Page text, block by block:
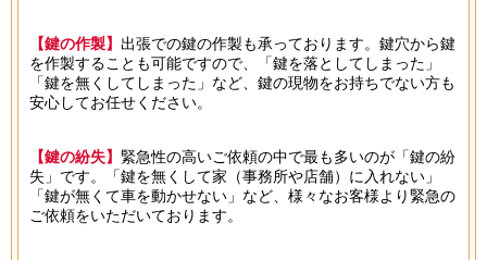
【鍵の作製】 出張での鍵の作製も承っております。鍵穴から鍵
を作製することも可能ですので、「鍵を落としてしまった」
「鍵を無くしてしまった」など、鍵の現物をお持ちでない方も
安心してお任せください。
【鍵の紛失】 緊急性の高いご依頼の中で最も多いのが「鍵の紛
失」です。「鍵を無くして家（事務所や店舗）に入れない」
「鍵が無くて車を動かせない」など、様々なお客様より緊急の
ご依頼をいただいております。